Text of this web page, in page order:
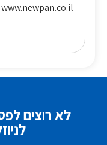
www.newpan.co.il
לא רוצים